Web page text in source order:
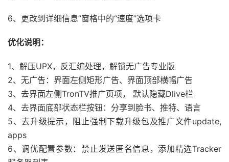
6、更改到详细信息”窗格中的“速度”选项卡
优化说明：
1、解压UPX，反汇编处理，解锁无广告专业版
2、无广告：界面左侧矩形广告、界面顶部横幅广告
3、去界面左侧TronTV推广页项， 默认隐藏Dlive栏
4、去界面底部状态栏按钮：分享到脸书、推特、语言
5、去升级提示，阻止强制下载升级包及推广文件update,
apps
6、调优配置参数：禁止发送匿名信息，添加精选Tracker